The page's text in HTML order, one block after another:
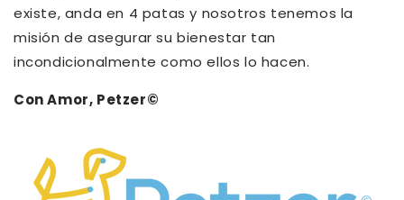
existe, anda en 4 patas y nosotros tenemos la
misión de asegurar su bienestar tan
incondicionalmente como ellos lo hacen.
Con Amor, Petzer©